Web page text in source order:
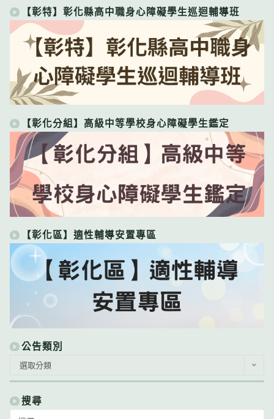
【彰特】彰化縣高中職身心障礙學生巡迴輔導班
【彰化分組】高級中等學校身心障礙學生鑑定
【彰化區】適性輔導安置專區
公告類別
類
別
選取分類
搜尋